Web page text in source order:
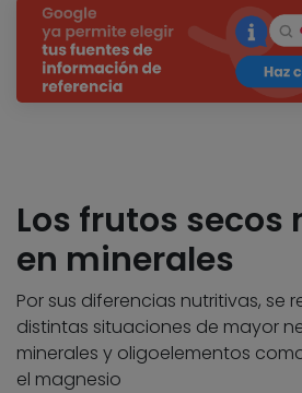
Los frutos secos
en minerales
Por sus diferencias nutritivas, se
distintas situaciones de mayor
minerales y oligoelementos
el magnesio